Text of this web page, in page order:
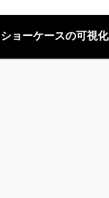
ョーケースの可視化